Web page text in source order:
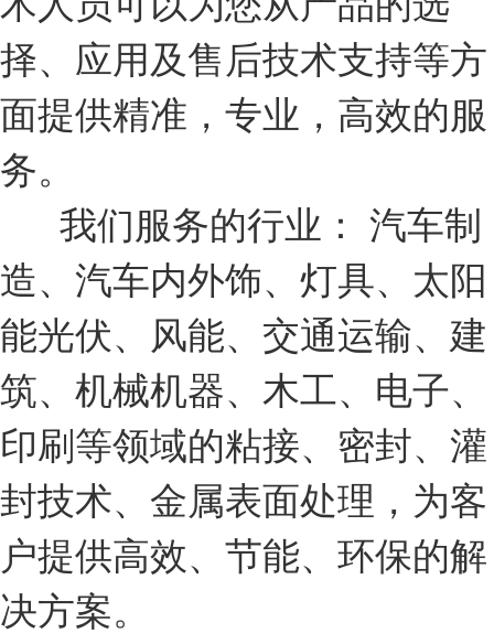
择、应用及售后技术支持等方
面提供精准，专业，高效的服
务。
我们服务的行业： 汽车制
造、汽车内外饰、灯具、太阳
能光伏、风能、交通运输、建
筑、机械机器、木工、电子、
印刷等领域的粘接、密封、灌
封技术、金属表面处理，为客
户提供高效、节能、环保的解
决方案。